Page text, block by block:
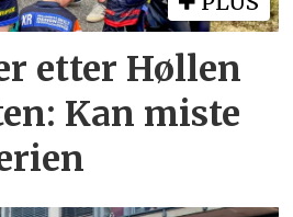
etter Høllen
Kan miste